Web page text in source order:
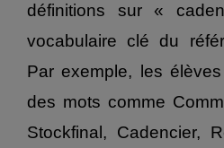
définitions sur «
vocabulaire clé du
Par exemple, les
des mots comme
Stockfinal, Cadencier,